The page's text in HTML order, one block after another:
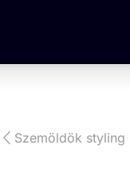
Szemöldök styling